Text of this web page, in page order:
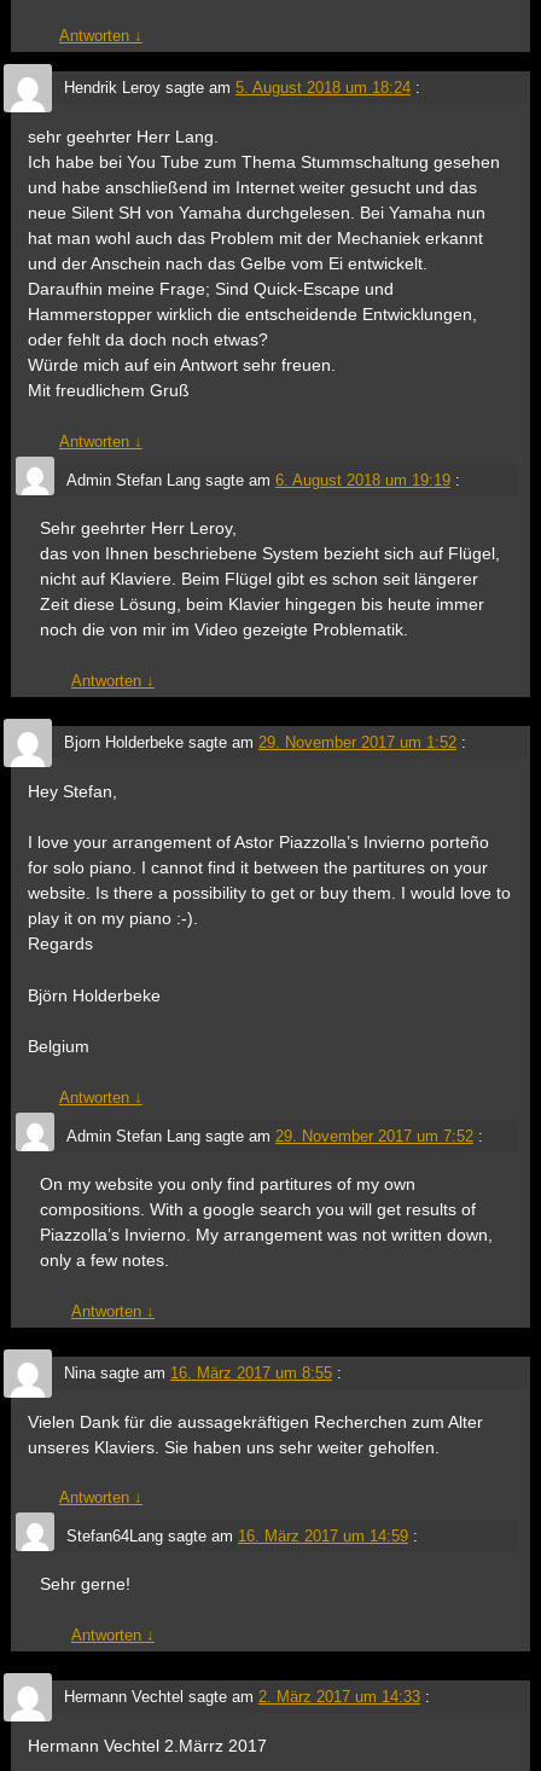
Antworten ↓
Hendrik Leroysagte am 5. August 2018 um 18:24 :
sehr geehrter Herr Lang.
Ich habe bei You Tube zum Thema Stummschaltung gesehen
und habe anschließend im Internet weiter gesucht und das
neue Silent SH von Yamaha durchgelesen. Bei Yamaha nun
hat man wohl auch das Problem mit der Mechaniek erkannt
und der Anschein nach das Gelbe vom Ei entwickelt.
Daraufhin meine Frage; Sind Quick-Escape und
Hammerstopper wirklich die entscheidende Entwicklungen,
oder fehlt da doch noch etwas?
Würde mich auf ein Antwort sehr freuen.
Mit freudlichem Gruß
Antworten ↓
Admin Stefan Langsagte am 6. August 2018 um 19:19 :
Sehr geehrter Herr Leroy,
das von Ihnen beschriebene System bezieht sich auf Flügel,
nicht auf Klaviere. Beim Flügel gibt es schon seit längerer
Zeit diese Lösung, beim Klavier hingegen bis heute immer
noch die von mir im Video gezeigte Problematik.
Antworten ↓
Bjorn Holderbekesagte am 29. November 2017 um 1:52 :
Hey Stefan,
I love your arrangement of Astor Piazzolla’s Invierno porteño
for solo piano. I cannot find it between the partitures on your
website. Is there a possibility to get or buy them. I would love to
play it on my piano :-).
Regards
Björn Holderbeke
Belgium
Antworten ↓
Admin Stefan Langsagte am 29. November 2017 um 7:52 :
On my website you only find partitures of my own
compositions. With a google search you will get results of
Piazzolla’s Invierno. My arrangement was not written down,
only a few notes.
Antworten ↓
Ninasagte am 16. März 2017 um 8:55 :
Vielen Dank für die aussagekräftigen Recherchen zum Alter
unseres Klaviers. Sie haben uns sehr weiter geholfen.
Antworten ↓
Stefan64Langsagte am 16. März 2017 um 14:59 :
Sehr gerne!
Antworten ↓
Hermann Vechtel sagte am 2. März 2017 um 14:33 :
Hermann Vechtel 2.Märrz 2017